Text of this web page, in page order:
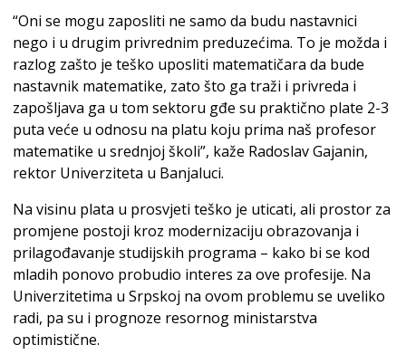
“Oni se mogu zaposliti ne samo da budu nastavnici
nego i u drugim privrednim preduzećima. To je možda i
razlog zašto je teško uposliti matematičara da bude
nastavnik matematike, zato što ga traži i privreda i
zapošljava ga u tom sektoru gđe su praktično plate 2-3
puta veće u odnosu na platu koju prima naš profesor
matematike u srednjoj školi”, kaže Radoslav Gajanin,
rektor Univerziteta u Banjaluci.
Na visinu plata u prosvjeti teško je uticati, ali prostor za
promjene postoji kroz modernizaciju obrazovanja i
prilagođavanje studijskih programa – kako bi se kod
mladih ponovo probudio interes za ove profesije. Na
Univerzitetima u Srpskoj na ovom problemu se uveliko
radi, pa su i prognoze resornog ministarstva
optimistične.